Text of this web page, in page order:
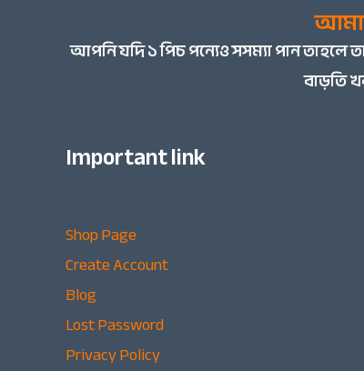
আপনিযদি ১ পিচ পন্যেও সসম্যা পান
বাড়তি
Important link
Shop Page
Create Account
Blog
Lost Password
Privacy Policy